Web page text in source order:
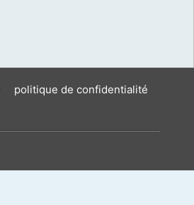
politique de confidentialité